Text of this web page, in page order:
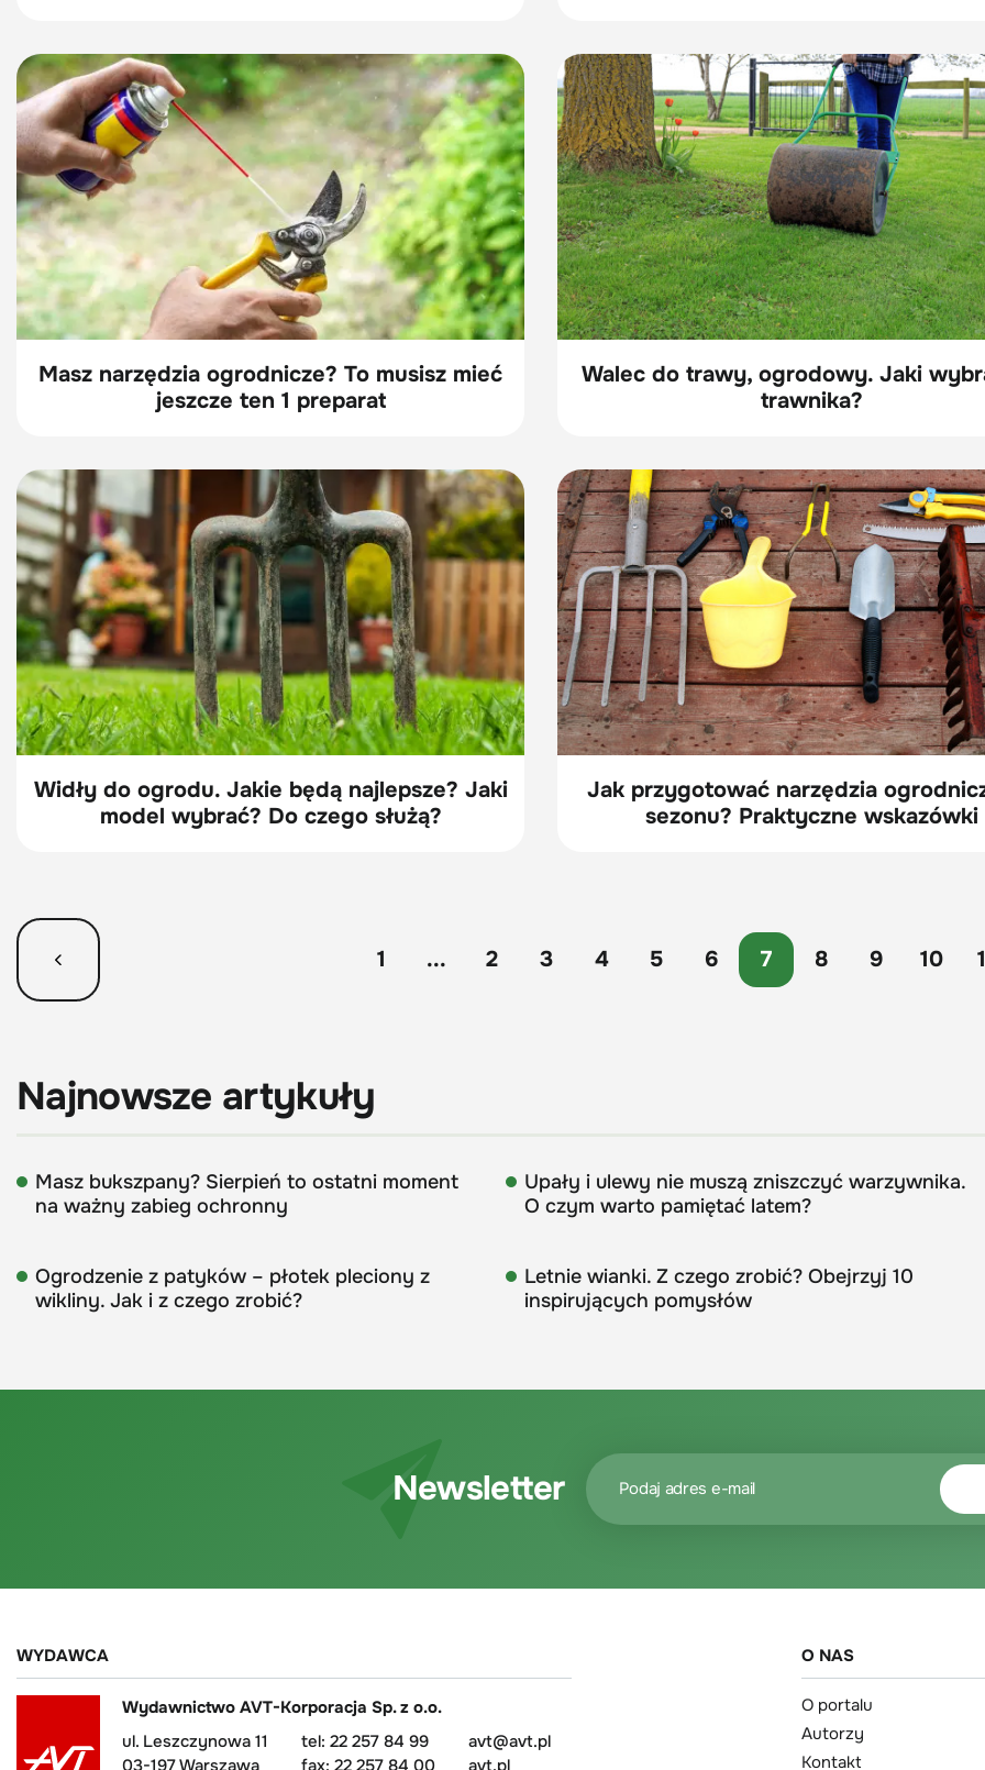
Masz narzędzia ogrodnicze? To musisz mieć
jeszcze ten 1 preparat
Walec do trawy, ogrodowy. Jaki
trawnika?
Widły do ogrodu. Jakie będą najlepsze? Jaki
model wybrać? Do czego służą?
Jak przygotować narzędzia
sezonu? Praktyczne wskazówki
1 ... 2 3 4 5 6 7 8 9 10
Najnowsze artykuły
Masz bukszpany? Sierpień to ostatni moment
na ważny zabieg ochronny
Upały i ulewy nie muszą zniszczyć warzywnika.
O czym warto pamiętać latem?
Ogrodzenie z patyków – płotek pleciony z
wikliny. Jak i z czego zrobić?
Letnie wianki. Z czego zrobić? Obejrzyj 10
inspirujących pomysłów
Newsletter
WYDAWCA
Wydawnictwo AVT-Korporacja Sp. z o.o.
ul. Leszczynowa 11
03-197 Warszawa
tel: 22 257 84 99
fax: 22 257 84 00
avt@avt.pl
avt.pl
O NAS
O portalu
Autorzy
Kontakt